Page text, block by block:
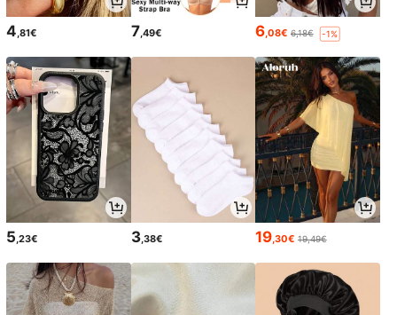
4,81€ 7,49€ 6,08€ 6,18€ -1%
5,23€ 3,38€ 19,30€ 19,49€